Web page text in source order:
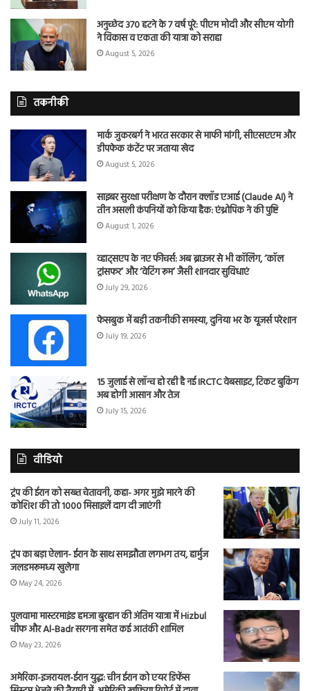
अनुच्छेद 370 हटने के 7 वर्ष पूरे: पीएम मोदी और सीएम योगी
ने विकास व एकता की यात्रा को सराहा
August 5, 2026
तकनीकी
मार्क जुकरबर्ग ने भारत सरकार से माफी मांगी, सीएसएएम और
डीपफेक कंटेंट पर जताया खेद
August 5, 2026
साइबर सुरक्षा परीक्षण के दौरान क्लॉड एआई (Claude AI) ने
तीन असली कंपनियों को किया हैक: एंथ्रोपिक ने की पुष्टि
August 1, 2026
व्हाट्सएप के नए फीचर्स: अब ब्राउजर से भी कॉलिंग, ‘कॉल
ट्रांसफर’ और ‘वेटिंग रूम’ जैसी शानदार सुविधाएं
July 29, 2026
फेसबुक में बड़ी तकनीकी समस्या, दुनिया भर के यूजर्स परेशान
July 19, 2026
15 जुलाई से लॉन्च हो रही है नई IRCTC वेबसाइट, टिकट बुकिंग
अब होगी आसान और तेज
July 15, 2026
वीडियो
ट्रंप की ईरान को सख्त चेतावनी, कहा- अगर मुझे मारने की
कोशिश की तो 1000 मिसाइलें दाग दी जाएंगी
July 11, 2026
ट्रंप का बड़ा ऐलान- ईरान के साथ समझौता लगभग तय, हार्मुज
जलडमरूमध्य खुलेगा
May 24, 2026
पुलवामा मास्टरमाइंड हमजा बुरहान की अंतिम यात्रा में Hizbul
चीफ और Al-Badr सरगना समेत कई आतंकी शामिल
May 23, 2026
अमेरिका-इजरायल-ईरान युद्ध: चीन ईरान को एयर डिफेंस